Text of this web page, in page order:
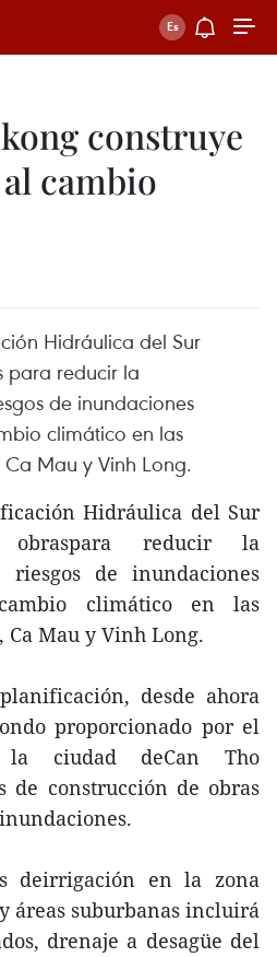
construye
cambio
Hidráulica del Sur
para reducir la
de inundaciones
climático en las
Mau y Vinh Long.
Hidráulica del Sur
obraspara reducir la
de inundaciones
climático en las
Ca Mau y Vinh Long.
desde ahora
proporcionado por el
la ciudad deCan Tho
de construcción de obras
deirrigación en la zona
áreas suburbanas incluirá
drenaje a desagüe del